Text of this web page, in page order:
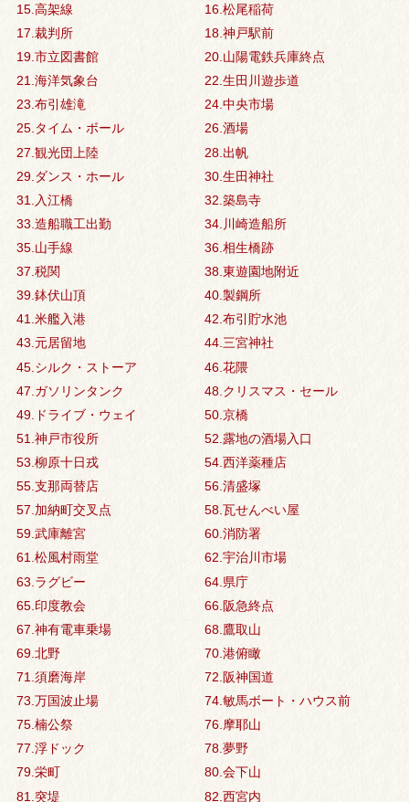
15.高架線
16.松尾稲荷
17.裁判所
18.神戸駅前
19.市立図書館
20.山陽電鉄兵庫終点
21.海洋気象台
22.生田川遊歩道
23.布引雄滝
24.中央市場
25.タイム・ボール
26.酒場
27.観光団上陸
28.出帆
29.ダンス・ホール
30.生田神社
31.入江橋
32.築島寺
33.造船職工出勤
34.川崎造船所
35.山手線
36.相生橋跡
37.税関
38.東遊園地附近
39.鉢伏山頂
40.製鋼所
41.米艦入港
42.布引貯水池
43.元居留地
44.三宮神社
45.シルク・ストーア
46.花隈
47.ガソリンタンク
48.クリスマス・セール
49.ドライブ・ウェイ
50.京橋
51.神戸市役所
52.露地の酒場入口
53.柳原十日戎
54.西洋薬種店
55.支那両替店
56.清盛塚
57.加納町交叉点
58.瓦せんべい屋
59.武庫離宮
60.消防署
61.松風村雨堂
62.宇治川市場
63.ラグビー
64.県庁
65.印度教会
66.阪急終点
67.神有電車乗場
68.鷹取山
69.北野
70.港俯瞰
71.須磨海岸
72.阪神国道
73.万国波止場
74.敏馬ボート・ハウス前
75.楠公祭
76.摩耶山
77.浮ドック
78.夢野
79.栄町
80.会下山
81.突堤
82.西宮内